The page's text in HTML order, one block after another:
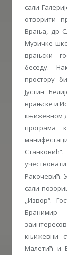
сали
отворити
Врања, др
Музичке
врањски
беседу.
простору
Јустин
врањске и
књижевном
програма
Ракочевић.
сали
,,Извор“.
књижевни
Малетић и